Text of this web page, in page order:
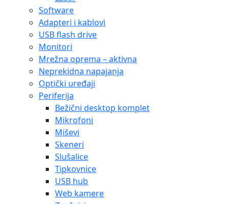
Software
Adapteri i kablovi
USB flash drive
Monitori
Mrežna oprema – aktivna
Neprekidna napajanja
Optički uređaji
Periferija
Bežični desktop komplet
Mikrofoni
Miševi
Skeneri
Slušalice
Tipkovnice
USB hub
Web kamere